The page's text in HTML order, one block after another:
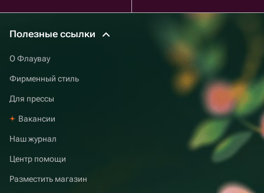
Полезные ссылки
О Флаувау
Фирменный стиль
Для прессы
Вакансии
Наш журнал
Центр помощи
Разместить магазин